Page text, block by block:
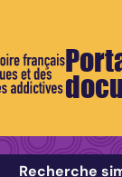
Sélectionner un
Recherche